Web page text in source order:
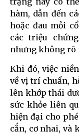
hàm, dẫn đến
hoặc đau mỏi
các triệu
nhưng không rõ
Khi đó, việc
về vị trí chuẩn,
lên khớp thái
sức khỏe liên
hiện đại cho
cắn, cơ nhai, và